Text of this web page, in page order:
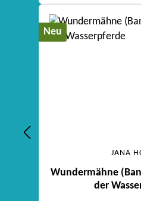
Neu
JANA
Wundermähne
der